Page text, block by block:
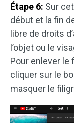
Étape 6: Sur
début et la fin
libre de droits
l’objet ou le
Pour enlever le
cliquer sur le
masquer le